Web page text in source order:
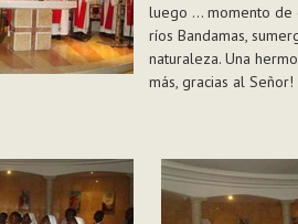
luego ... momento de
ríos Bandamas,
naturaleza. Una
más, gracias al Señor!